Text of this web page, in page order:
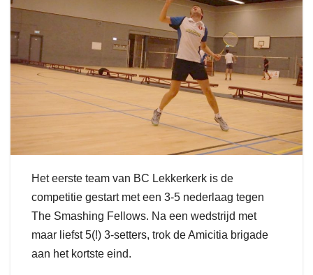
Het eerste team van BC Lekkerkerk is de
competitie gestart met een 3-5 nederlaag tegen
The Smashing Fellows. Na een wedstrijd met
maar liefst 5(!) 3-setters, trok de Amicitia brigade
aan het kortste eind.